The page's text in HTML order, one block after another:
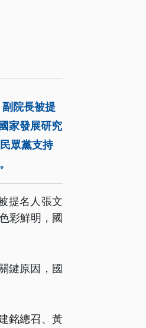
院長被提
家發展研究
眾黨支持
提名人張文
彩鮮明，國
鍵原因，國
銘總召、黃